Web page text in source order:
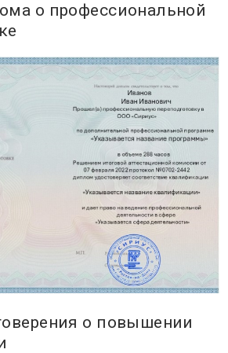
о профессиональной
о повышении